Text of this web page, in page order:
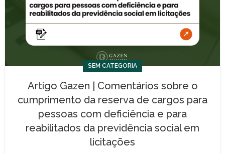
SEM CATEGORIA
Artigo Gazen | Comentários sobre o
cumprimento da reserva de cargos para
pessoas com deficiência e para
reabilitados da previdência social em
licitações